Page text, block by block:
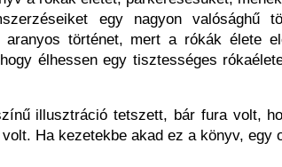
egy nagyon valósághű
aranyos történet, mert a rókák élete
élhessen egy tisztességes
illusztráció tetszett, bár fura volt,
Ha kezetekbe akad ez a könyv, egy